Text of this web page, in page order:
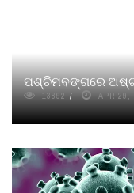
ପଶ୍ଚିମବଙ୍ଗରେ
13892 APR 29,